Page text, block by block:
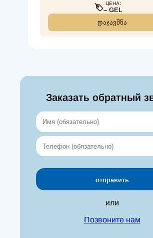
ЦЕНА:
– GEL
ᲓᲐᲯᲐᲕᲨᲜᲐ
Заказать обратный
или
Позвоните нам